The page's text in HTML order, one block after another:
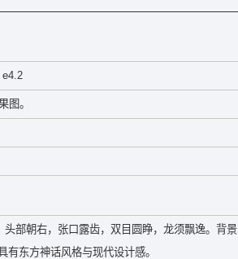
图。
部朝右，张口露齿，双目圆睁，龙须飘逸。背景
东方神话风格与现代设计感。